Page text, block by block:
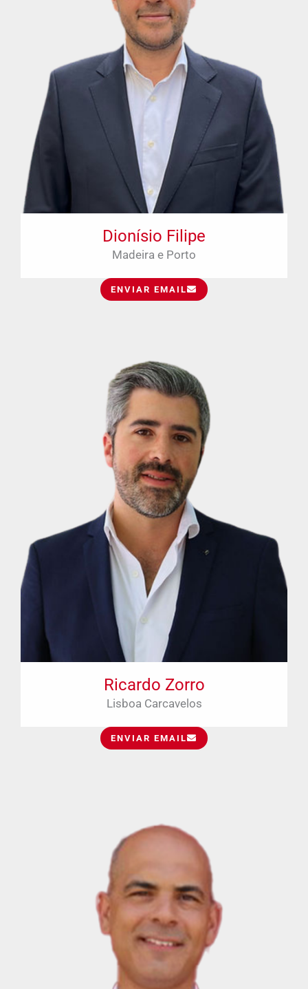
Dionísio Filipe
Madeira e Porto
ENVIAR EMAIL
Ricardo Zorro
Lisboa Carcavelos
ENVIAR EMAIL